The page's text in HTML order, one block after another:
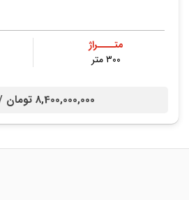
متــــراژ
۳۰۰ متر
8,400,000,000 تومان /